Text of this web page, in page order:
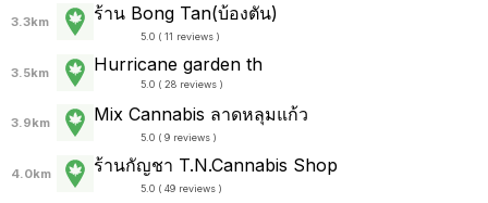
3.3km ร้าน Bong Tan(บ้องตัน)
5.0 ( 11 reviews )
3.5km Hurricane garden th
5.0 ( 28 reviews )
3.9km Mix Cannabis ลาดหลุมแก้ว
5.0 ( 9 reviews )
4.0km ร้านกัญชา T.N.Cannabis Shop
5.0 ( 49 reviews )